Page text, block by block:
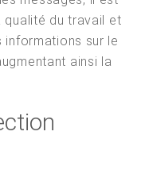
qualité du travail et
informations sur le
ainsi la